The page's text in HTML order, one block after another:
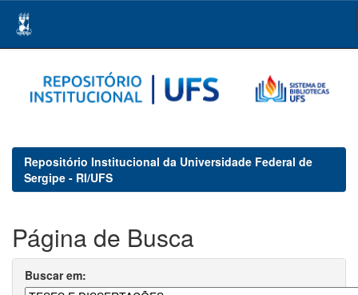
navigation
Repositório Institucional da Universidade Federal de
Sergipe - RI/UFS
Página de Busca
Buscar em: